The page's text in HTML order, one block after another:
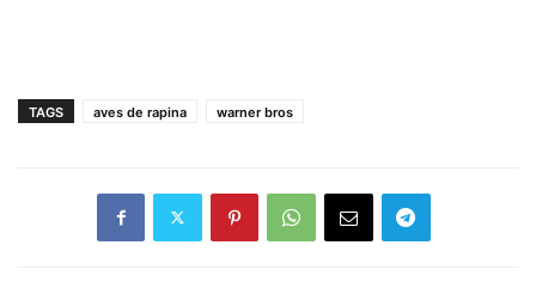
TAGS aves de rapina warner bros